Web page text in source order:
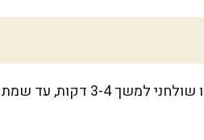
בקערה רחבה, מקציפים את השמנת